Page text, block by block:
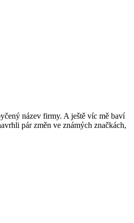
název firmy. A ještě víc mě baví
pár změn ve známých značkách,